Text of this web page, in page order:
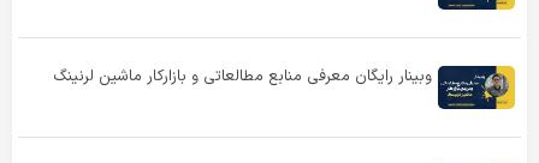
وبینار رایگان معرفی منابع مطالعاتی و بازارکار ماشین لرنینگ